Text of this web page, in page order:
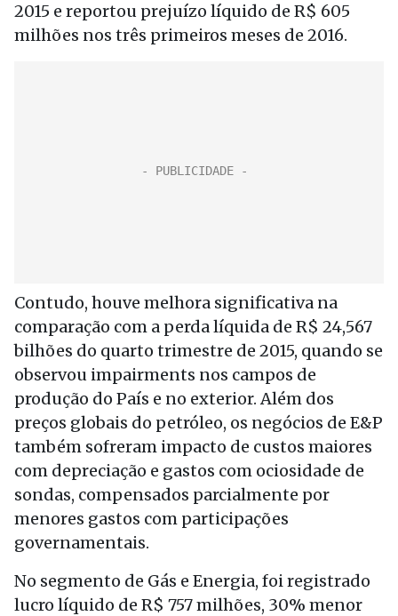
2015 e reportou prejuízo líquido de R$ 605
milhões nos três primeiros meses de 2016.
Contudo, houve melhora significativa na
comparação com a perda líquida de R$ 24,567
bilhões do quarto trimestre de 2015, quando se
observou impairments nos campos de
produção do País e no exterior. Além dos
preços globais do petróleo, os negócios de E&P
também sofreram impacto de custos maiores
com depreciação e gastos com ociosidade de
sondas, compensados parcialmente por
menores gastos com participações
governamentais.
No segmento de Gás e Energia, foi registrado
lucro líquido de R$ 757 milhões, 30% menor